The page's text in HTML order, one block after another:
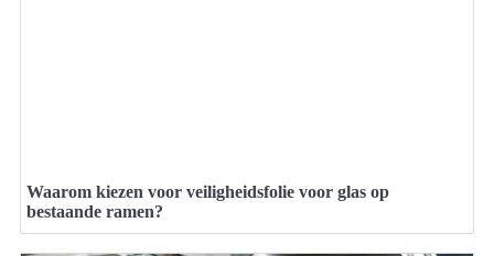
Waarom kiezen voor veiligheidsfolie voor glas op
bestaande ramen?